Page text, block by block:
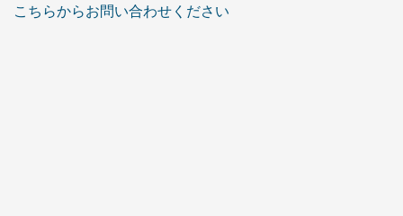
こちらからお問い合わせください